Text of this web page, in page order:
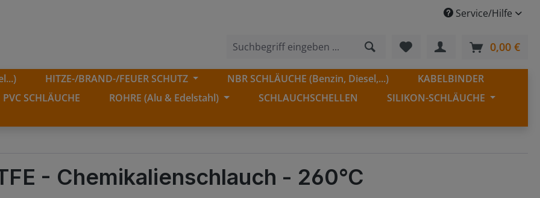
Service/Hilfe
Du hast 0 Produkte auf
0,00 €
HITZE-/BRAND-/FEUER SCHUTZ NBR SCHLÄUCHE (Benzin, Diesel,...)
KABELBINDER
PVC SCHLÄUCHE ROHRE (Alu & Edelstahl) SCHLAUCHSCHELLEN
SILIKON-SCHLÄUCHE
- Chemikalienschlauch - 260°C